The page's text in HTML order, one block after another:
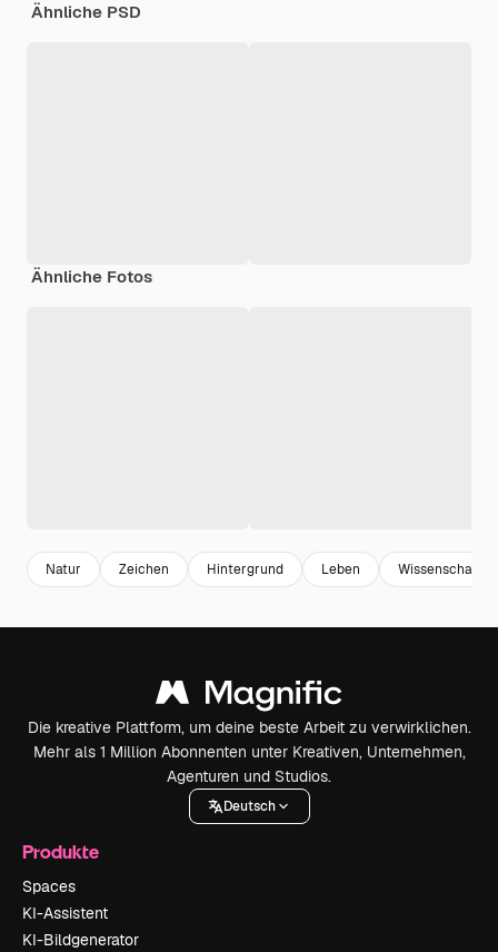
Ähnliche PSD
Ähnliche Fotos
Natur Zeichen Hintergrund Leben Wissenschaft
Die kreative Plattform, um deine beste Arbeit zu verwirklichen.
Mehr als 1 Million Abonnenten unter Kreativen, Unternehmen,
Agenturen und Studios.
Deutsch
Produkte
Spaces
KI-Assistent
KI-Bildgenerator